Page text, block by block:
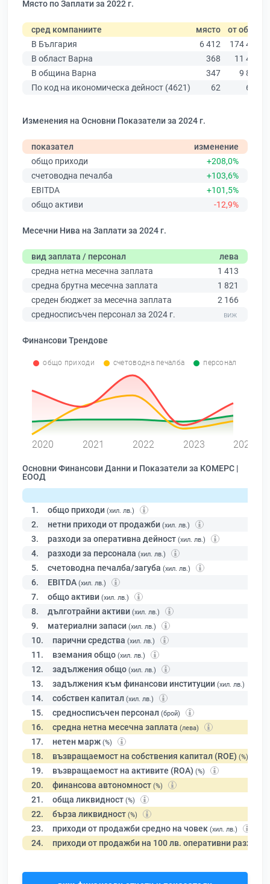
Място по Заплати за 2022 г.
сред компаниите място от общо
В България
6 412
174 403
В област Варна
368
11 437
В община Варна
347
9 876
По код на икономическа дейност (4621)
62 606
Изменения на Основни Показатели за 2024 г.
показател
изменение
общо приходи
+208,0%
счетоводна печалба
+103,6%
EBITDA
+101,5%
общо активи
-12,9%
Месечни Нива на Заплати за 2024 г.
вид заплата / персонал
лева
средна нетна месечна заплата
1 413
средна брутна месечна заплата
1 821
среден бюджет за месечна заплата
2 166
средносписъчен персонал за 2024 г.
Финансови Трендове
общо приходи счетоводна печалба персонал
2020 2021 2022 2023 2024
Основни Финансови Данни и Показатели за КОМЕРС |
ЕООД
1. общо приходи (хил. лв.)
2. нетни приходи от продажби (хил. лв.)
3. разходи за оперативна дейност (хил. лв.)
4. разходи за персонала (хил. лв.)
5. счетоводна печалба/загуба (хил. лв.)
6. EBITDA (хил. лв.)
7. общо активи (хил. лв.)
8. дълготрайни активи (хил. лв.)
9. материални запаси (хил. лв.)
10. парични средства (хил. лв.)
11. вземания общо (хил. лв.)
12. задължения общо (хил. лв.)
13. задължения към финансови институции (хил. лв.)
14. собствен капитал (хил. лв.)
15. средносписъчен персонал (брой)
16. средна нетна месечна заплата (лева)
17. нетен марж (%)
18. възвращаемост на собствения капитал (ROE) (%)
19. възвращаемост на активите (ROA) (%)
20. финансова автономност (%)
21. обща ликвидност (%)
22. бърза ликвидност (%)
23. приходи от продажби средно на човек (хил. лв.)
24. приходи от продажби на 100 лв. оперативни разходи